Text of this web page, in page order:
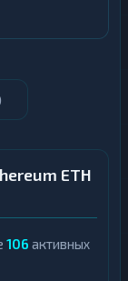
ETH
106 активных